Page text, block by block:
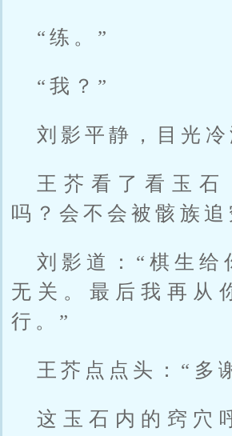
“练。”
“我？”
刘影平静，目光冷
王芥看了看玉石
吗？会不会被骸族追
刘影道：“棋生给
无关。最后我再从
行。”
王芥点点头：“多
这玉石内的窍穴